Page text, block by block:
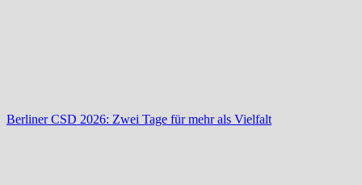
Berliner CSD 2026: Zwei Tage für mehr als Vielfalt